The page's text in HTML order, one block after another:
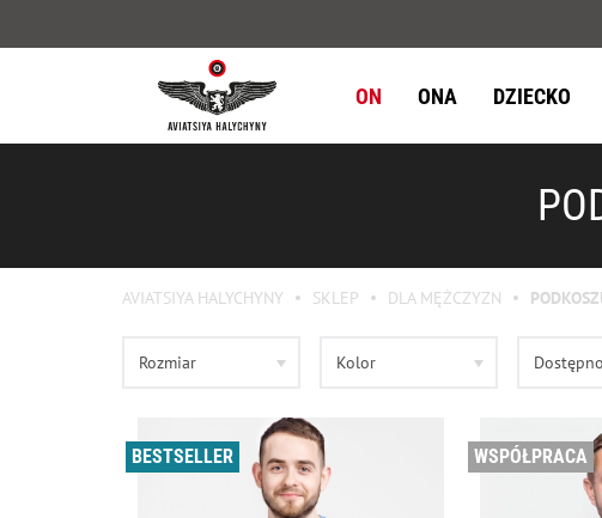
ON ONA DZIECKO
AVIATSIYA HALYCHYNY SKLEP DLA MĘŻCZYZN
Rozmiar Kolor
BESTSELLER WSPÓŁPRACA